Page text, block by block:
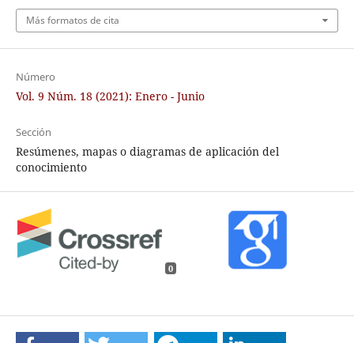
Más formatos de cita
Número
Vol. 9 Núm. 18 (2021): Enero - Junio
Sección
Resúmenes, mapas o diagramas de aplicación del
conocimiento
0